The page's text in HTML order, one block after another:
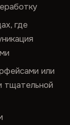
где
или
тщательной